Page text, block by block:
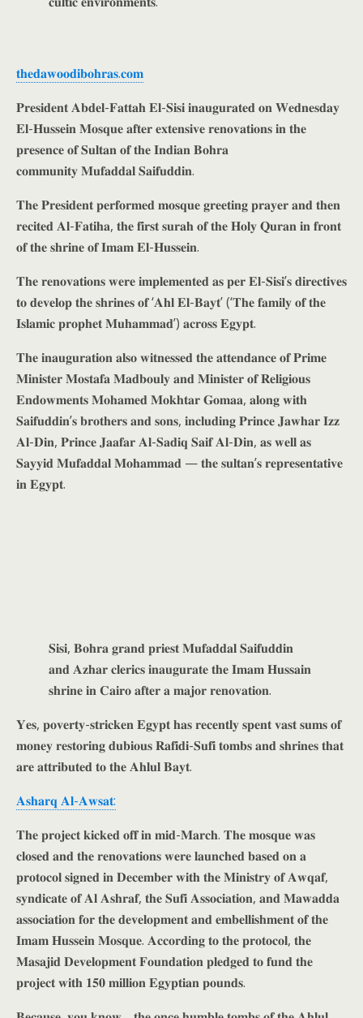
𝐭𝐡𝐞𝐝𝐚𝐰𝐨𝐨𝐝𝐢𝐛𝐨𝐡𝐫𝐚𝐬.𝐜𝐨𝐦
𝐏𝐫𝐞𝐬𝐢𝐝𝐞𝐧𝐭 𝐀𝐛𝐝𝐞𝐥-𝐅𝐚𝐭𝐭𝐚𝐡 𝐄𝐥-𝐒𝐢𝐬𝐢 𝐢𝐧𝐚𝐮𝐠𝐮𝐫𝐚𝐭𝐞𝐝 𝐨𝐧 𝐖𝐞𝐝𝐧𝐞𝐬𝐝𝐚𝐲
𝐄𝐥-𝐇𝐮𝐬𝐬𝐞𝐢𝐧 𝐌𝐨𝐬𝐪𝐮𝐞 𝐚𝐟𝐭𝐞𝐫 𝐞𝐱𝐭𝐞𝐧𝐬𝐢𝐯𝐞 𝐫𝐞𝐧𝐨𝐯𝐚𝐭𝐢𝐨𝐧𝐬 𝐢𝐧 𝐭𝐡𝐞
𝐩𝐫𝐞𝐬𝐞𝐧𝐜𝐞 𝐨𝐟 𝐒𝐮𝐥𝐭𝐚𝐧 𝐨𝐟 𝐭𝐡𝐞 𝐈𝐧𝐝𝐢𝐚𝐧 𝐁𝐨𝐡𝐫𝐚
𝐜𝐨𝐦𝐦𝐮𝐧𝐢𝐭𝐲 𝐌𝐮𝐟𝐚𝐝𝐝𝐚𝐥 𝐒𝐚𝐢𝐟𝐮𝐝𝐝𝐢𝐧.
𝐓𝐡𝐞 𝐏𝐫𝐞𝐬𝐢𝐝𝐞𝐧𝐭 𝐩𝐞𝐫𝐟𝐨𝐫𝐦𝐞𝐝 𝐦𝐨𝐬𝐪𝐮𝐞 𝐠𝐫𝐞𝐞𝐭𝐢𝐧𝐠 𝐩𝐫𝐚𝐲𝐞𝐫 𝐚𝐧𝐝 𝐭𝐡𝐞𝐧
𝐫𝐞𝐜𝐢𝐭𝐞𝐝 𝐀𝐥-𝐅𝐚𝐭𝐢𝐡𝐚, 𝐭𝐡𝐞 𝐟𝐢𝐫𝐬𝐭 𝐬𝐮𝐫𝐚𝐡 𝐨𝐟 𝐭𝐡𝐞 𝐇𝐨𝐥𝐲 𝐐𝐮𝐫𝐚𝐧 𝐢𝐧 𝐟𝐫𝐨𝐧𝐭
𝐨𝐟 𝐭𝐡𝐞 𝐬𝐡𝐫𝐢𝐧𝐞 𝐨𝐟 𝐈𝐦𝐚𝐦 𝐄𝐥-𝐇𝐮𝐬𝐬𝐞𝐢𝐧.
𝐓𝐡𝐞 𝐫𝐞𝐧𝐨𝐯𝐚𝐭𝐢𝐨𝐧𝐬 𝐰𝐞𝐫𝐞 𝐢𝐦𝐩𝐥𝐞𝐦𝐞𝐧𝐭𝐞𝐝 𝐚𝐬 𝐩𝐞𝐫 𝐄𝐥-𝐒𝐢𝐬𝐢’𝐬 𝐝𝐢𝐫𝐞𝐜𝐭𝐢𝐯𝐞𝐬
𝐭𝐨 𝐝𝐞𝐯𝐞𝐥𝐨𝐩 𝐭𝐡𝐞 𝐬𝐡𝐫𝐢𝐧𝐞𝐬 𝐨𝐟 ‘𝐀𝐡𝐥 𝐄𝐥-𝐁𝐚𝐲𝐭’ (‘𝐓𝐡𝐞 𝐟𝐚𝐦𝐢𝐥𝐲 𝐨𝐟 𝐭𝐡𝐞
𝐈𝐬𝐥𝐚𝐦𝐢𝐜 𝐩𝐫𝐨𝐩𝐡𝐞𝐭 𝐌𝐮𝐡𝐚𝐦𝐦𝐚𝐝’) 𝐚𝐜𝐫𝐨𝐬𝐬 𝐄𝐠𝐲𝐩𝐭.
𝐓𝐡𝐞 𝐢𝐧𝐚𝐮𝐠𝐮𝐫𝐚𝐭𝐢𝐨𝐧 𝐚𝐥𝐬𝐨 𝐰𝐢𝐭𝐧𝐞𝐬𝐬𝐞𝐝 𝐭𝐡𝐞 𝐚𝐭𝐭𝐞𝐧𝐝𝐚𝐧𝐜𝐞 𝐨𝐟 𝐏𝐫𝐢𝐦𝐞
𝐌𝐢𝐧𝐢𝐬𝐭𝐞𝐫 𝐌𝐨𝐬𝐭𝐚𝐟𝐚 𝐌𝐚𝐝𝐛𝐨𝐮𝐥𝐲 𝐚𝐧𝐝 𝐌𝐢𝐧𝐢𝐬𝐭𝐞𝐫 𝐨𝐟 𝐑𝐞𝐥𝐢𝐠𝐢𝐨𝐮𝐬
𝐄𝐧𝐝𝐨𝐰𝐦𝐞𝐧𝐭𝐬 𝐌𝐨𝐡𝐚𝐦𝐞𝐝 𝐌𝐨𝐤𝐡𝐭𝐚𝐫 𝐆𝐨𝐦𝐚𝐚, 𝐚𝐥𝐨𝐧𝐠 𝐰𝐢𝐭𝐡
𝐒𝐚𝐢𝐟𝐮𝐝𝐝𝐢𝐧’𝐬 𝐛𝐫𝐨𝐭𝐡𝐞𝐫𝐬 𝐚𝐧𝐝 𝐬𝐨𝐧𝐬, 𝐢𝐧𝐜𝐥𝐮𝐝𝐢𝐧𝐠 𝐏𝐫𝐢𝐧𝐜𝐞 𝐉𝐚𝐰𝐡𝐚𝐫 𝐈𝐳𝐳
𝐀𝐥-𝐃𝐢𝐧, 𝐏𝐫𝐢𝐧𝐜𝐞 𝐉𝐚𝐚𝐟𝐚𝐫 𝐀𝐥-𝐒𝐚𝐝𝐢𝐪 𝐒𝐚𝐢𝐟 𝐀𝐥-𝐃𝐢𝐧, 𝐚𝐬 𝐰𝐞𝐥𝐥 𝐚𝐬
𝐒𝐚𝐲𝐲𝐢𝐝 𝐌𝐮𝐟𝐚𝐝𝐝𝐚𝐥 𝐌𝐨𝐡𝐚𝐦𝐦𝐚𝐝 — 𝐭𝐡𝐞 𝐬𝐮𝐥𝐭𝐚𝐧’𝐬 𝐫𝐞𝐩𝐫𝐞𝐬𝐞𝐧𝐭𝐚𝐭𝐢𝐯𝐞
𝐢𝐧 𝐄𝐠𝐲𝐩𝐭.
𝐒𝐢𝐬𝐢, 𝐁𝐨𝐡𝐫𝐚 𝐠𝐫𝐚𝐧𝐝 𝐩𝐫𝐢𝐞𝐬𝐭 𝐌𝐮𝐟𝐚𝐝𝐝𝐚𝐥 𝐒𝐚𝐢𝐟𝐮𝐝𝐝𝐢𝐧
𝐚𝐧𝐝 𝐀𝐳𝐡𝐚𝐫 𝐜𝐥𝐞𝐫𝐢𝐜𝐬 𝐢𝐧𝐚𝐮𝐠𝐮𝐫𝐚𝐭𝐞 𝐭𝐡𝐞 𝐈𝐦𝐚𝐦 𝐇𝐮𝐬𝐬𝐚𝐢𝐧
𝐬𝐡𝐫𝐢𝐧𝐞 𝐢𝐧 𝐂𝐚𝐢𝐫𝐨 𝐚𝐟𝐭𝐞𝐫 𝐚 𝐦𝐚𝐣𝐨𝐫 𝐫𝐞𝐧𝐨𝐯𝐚𝐭𝐢𝐨𝐧.
𝐘𝐞𝐬, 𝐩𝐨𝐯𝐞𝐫𝐭𝐲-𝐬𝐭𝐫𝐢𝐜𝐤𝐞𝐧 𝐄𝐠𝐲𝐩𝐭 𝐡𝐚𝐬 𝐫𝐞𝐜𝐞𝐧𝐭𝐥𝐲 𝐬𝐩𝐞𝐧𝐭 𝐯𝐚𝐬𝐭 𝐬𝐮𝐦𝐬 𝐨𝐟
𝐦𝐨𝐧𝐞𝐲 𝐫𝐞𝐬𝐭𝐨𝐫𝐢𝐧𝐠 𝐝𝐮𝐛𝐢𝐨𝐮𝐬 𝐑𝐚𝐟𝐢𝐝𝐢-𝐒𝐮𝐟𝐢 𝐭𝐨𝐦𝐛𝐬 𝐚𝐧𝐝 𝐬𝐡𝐫𝐢𝐧𝐞𝐬 𝐭𝐡𝐚𝐭
𝐚𝐫𝐞 𝐚𝐭𝐭𝐫𝐢𝐛𝐮𝐭𝐞𝐝 𝐭𝐨 𝐭𝐡𝐞 𝐀𝐡𝐥𝐮𝐥 𝐁𝐚𝐲𝐭.
𝐀𝐬𝐡𝐚𝐫𝐪 𝐀𝐥-𝐀𝐰𝐬𝐚𝐭:
𝐓𝐡𝐞 𝐩𝐫𝐨𝐣𝐞𝐜𝐭 𝐤𝐢𝐜𝐤𝐞𝐝 𝐨𝐟𝐟 𝐢𝐧 𝐦𝐢𝐝-𝐌𝐚𝐫𝐜𝐡. 𝐓𝐡𝐞 𝐦𝐨𝐬𝐪𝐮𝐞 𝐰𝐚𝐬
𝐜𝐥𝐨𝐬𝐞𝐝 𝐚𝐧𝐝 𝐭𝐡𝐞 𝐫𝐞𝐧𝐨𝐯𝐚𝐭𝐢𝐨𝐧𝐬 𝐰𝐞𝐫𝐞 𝐥𝐚𝐮𝐧𝐜𝐡𝐞𝐝 𝐛𝐚𝐬𝐞𝐝 𝐨𝐧 𝐚
𝐩𝐫𝐨𝐭𝐨𝐜𝐨𝐥 𝐬𝐢𝐠𝐧𝐞𝐝 𝐢𝐧 𝐃𝐞𝐜𝐞𝐦𝐛𝐞𝐫 𝐰𝐢𝐭𝐡 𝐭𝐡𝐞 𝐌𝐢𝐧𝐢𝐬𝐭𝐫𝐲 𝐨𝐟 𝐀𝐰𝐪𝐚𝐟,
𝐬𝐲𝐧𝐝𝐢𝐜𝐚𝐭𝐞 𝐨𝐟 𝐀𝐥 𝐀𝐬𝐡𝐫𝐚𝐟, 𝐭𝐡𝐞 𝐒𝐮𝐟𝐢 𝐀𝐬𝐬𝐨𝐜𝐢𝐚𝐭𝐢𝐨𝐧, 𝐚𝐧𝐝 𝐌𝐚𝐰𝐚𝐝𝐝𝐚
𝐚𝐬𝐬𝐨𝐜𝐢𝐚𝐭𝐢𝐨𝐧 𝐟𝐨𝐫 𝐭𝐡𝐞 𝐝𝐞𝐯𝐞𝐥𝐨𝐩𝐦𝐞𝐧𝐭 𝐚𝐧𝐝 𝐞𝐦𝐛𝐞𝐥𝐥𝐢𝐬𝐡𝐦𝐞𝐧𝐭 𝐨𝐟 𝐭𝐡𝐞
𝐈𝐦𝐚𝐦 𝐇𝐮𝐬𝐬𝐞𝐢𝐧 𝐌𝐨𝐬𝐪𝐮𝐞. 𝐀𝐜𝐜𝐨𝐫𝐝𝐢𝐧𝐠 𝐭𝐨 𝐭𝐡𝐞 𝐩𝐫𝐨𝐭𝐨𝐜𝐨𝐥, 𝐭𝐡𝐞
𝐌𝐚𝐬𝐚𝐣𝐢𝐝 𝐃𝐞𝐯𝐞𝐥𝐨𝐩𝐦𝐞𝐧𝐭 𝐅𝐨𝐮𝐧𝐝𝐚𝐭𝐢𝐨𝐧 𝐩𝐥𝐞𝐝𝐠𝐞𝐝 𝐭𝐨 𝐟𝐮𝐧𝐝 𝐭𝐡𝐞
𝐩𝐫𝐨𝐣𝐞𝐜𝐭 𝐰𝐢𝐭𝐡 𝟏𝟓𝟎 𝐦𝐢𝐥𝐥𝐢𝐨𝐧 𝐄𝐠𝐲𝐩𝐭𝐢𝐚𝐧 𝐩𝐨𝐮𝐧𝐝𝐬.